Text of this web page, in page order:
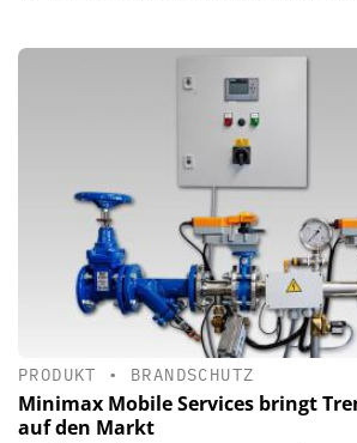
PRODUKT • BRANDSCHUTZ
Minimax Mobile Services bringt
auf den Markt